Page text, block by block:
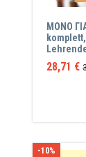
ΜΟΝΟ
28,71 €
-10%